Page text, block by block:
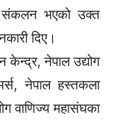
संकलन भएको उक्त
दिए।
केन्द्र, नेपाल उद्योग
नेपाल हस्तकला
वाणिज्य महासंघका